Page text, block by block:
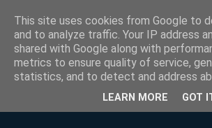
This site uses cookies from Google to
and to analyze traffic. Your IP address
shared with Google along with
metrics to ensure quality of service,
statistics, and to detect and address
LEARN MORE GOT